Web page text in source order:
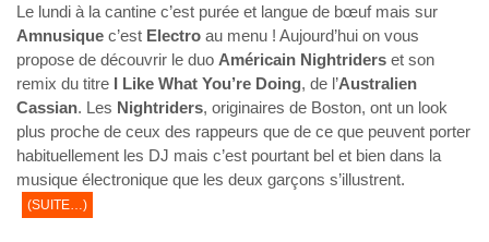
Le lundi à la cantine c’est purée et langue de bœuf mais sur
Amnusique c’est Electro au menu ! Aujourd’hui on vous
propose de découvrir le duo Américain Nightriders et son
remix du titre I Like What You’re Doing, de l’Australien
Cassian. Les Nightriders, originaires de Boston, ont un look
plus proche de ceux des rappeurs que de ce que peuvent porter
habituellement les DJ mais c’est pourtant bel et bien dans la
musique électronique que les deux garçons s’illustrent.
(SUITE…)